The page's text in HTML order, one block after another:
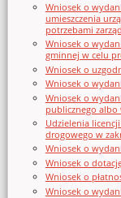
Wniosek o
umieszczenia
potrzebami
Wniosek o
gminnej w celu
Wniosek o
Wniosek o
Wniosek o
publicznego
Udzielenia
drogowego w
Wniosek o
Wniosek o
Wniosek o
Wniosek o